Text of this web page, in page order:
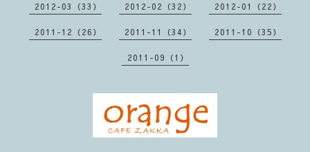
2012-03（33） 2012-02（32） 2012-01（22）
2011-12（26） 2011-11（34） 2011-10（35）
2011-09（1）